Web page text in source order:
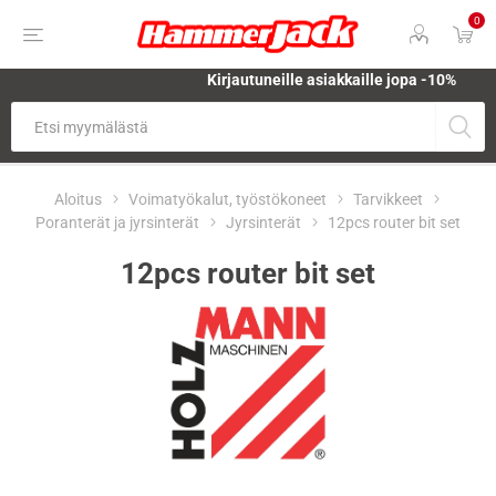
0
Kirjautuneille asiakkaille jopa -10%
Aloitus Voimatyökalut, työstökoneet
Tarvikkeet
Poranterät ja jyrsinterät
Jyrsinterät 12pcs router bit set
12pcs router bit set